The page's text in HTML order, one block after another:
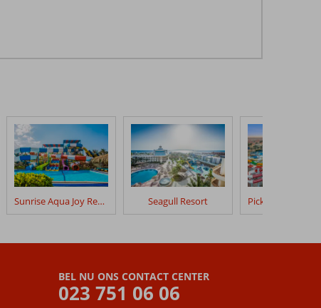
Sunrise Aqua Joy Resort Select Seagull Resort
BEL NU ONS CONTACT CENTER
023 751 06 06